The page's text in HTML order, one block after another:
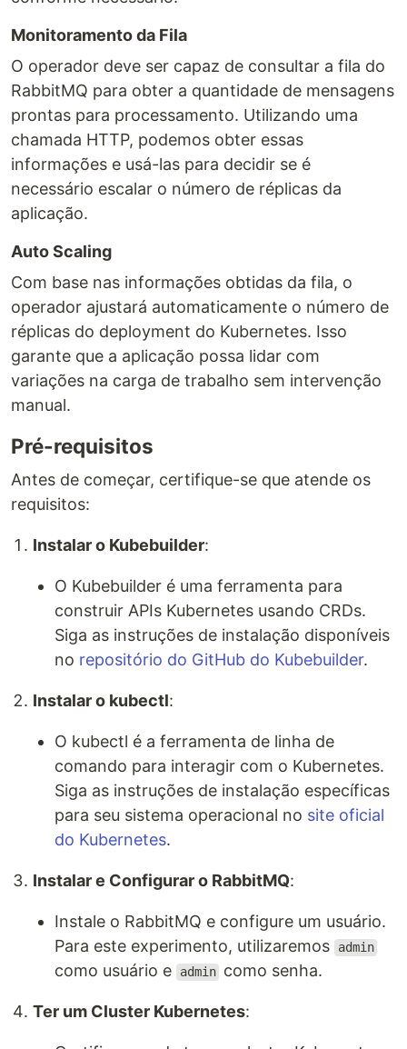
Monitoramento da Fila
O operador deve ser capaz de consultar a fila do
RabbitMQ para obter a quantidade de mensagens
prontas para processamento. Utilizando uma
chamada HTTP, podemos obter essas
informações e usá-las para decidir se é
necessário escalar o número de réplicas da
aplicação.
Auto Scaling
Com base nas informações obtidas da fila, o
operador ajustará automaticamente o número de
réplicas do deployment do Kubernetes. Isso
garante que a aplicação possa lidar com
variações na carga de trabalho sem intervenção
manual​​.
Pré-requisitos
Antes de começar, certifique-se que atende os
requisitos:
Instalar o Kubebuilder:
O Kubebuilder é uma ferramenta para
construir APIs Kubernetes usando CRDs.
Siga as instruções de instalação disponíveis
no repositório do GitHub do Kubebuilder.
Instalar o kubectl:
O kubectl é a ferramenta de linha de
comando para interagir com o Kubernetes.
Siga as instruções de instalação específicas
para seu sistema operacional no site oficial
do Kubernetes.
Instalar e Configurar o RabbitMQ:
Instale o RabbitMQ e configure um usuário.
Para este experimento, utilizaremos
admin
como usuário e admin como senha.
Ter um Cluster Kubernetes: